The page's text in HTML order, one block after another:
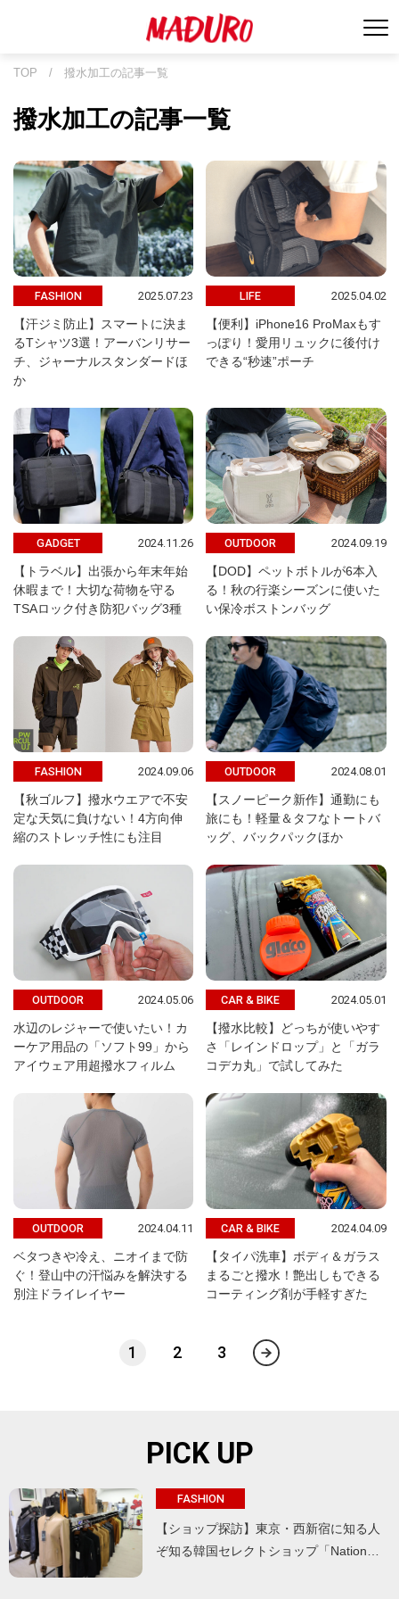
TOP / 撥水加工の記事一覧
撥水加工の記事一覧
FASHION 2025.07.23
【汗ジミ防止】スマートに決ま
るTシャツ3選！アーバンリサー
チ、ジャーナルスタンダードほ
か
LIFE 2025.04.02
【便利】iPhone16 ProMaxもす
っぽり！愛用リュックに後付け
できる“秒速”ポーチ
GADGET 2024.11.26
【トラベル】出張から年末年始
休暇まで！大切な荷物を守る
TSAロック付き防犯バッグ3種
OUTDOOR 2024.09.19
【DOD】ペットボトルが6本入
る！秋の行楽シーズンに使いた
い保冷ボストンバッグ
FASHION 2024.09.06
【秋ゴルフ】撥水ウエアで不安
定な天気に負けない！4方向伸
縮のストレッチ性にも注目
OUTDOOR 2024.08.01
【スノーピーク新作】通勤にも
旅にも！軽量＆タフなトートバ
ッグ、バックパックほか
OUTDOOR 2024.05.06
水辺のレジャーで使いたい！カ
ーケア用品の「ソフト99」から
アイウェア用超撥水フィルム
CAR & BIKE 2024.05.01
【撥水比較】どっちが使いやす
さ「レインドロップ」と「ガラ
コデカ丸」で試してみた
OUTDOOR 2024.04.11
ベタつきや冷え、ニオイまで防
ぐ！登山中の汗悩みを解決する
別注ドライレイヤー
CAR & BIKE 2024.04.09
【タイパ洗車】ボディ＆ガラス
まるごと撥水！艶出しもできる
コーティング剤が手軽すぎた
1 2 3
PICK UP
FASHION
【ショップ探訪】東京・西新宿に知る人
ぞ知る韓国セレクトショップ「Nation…